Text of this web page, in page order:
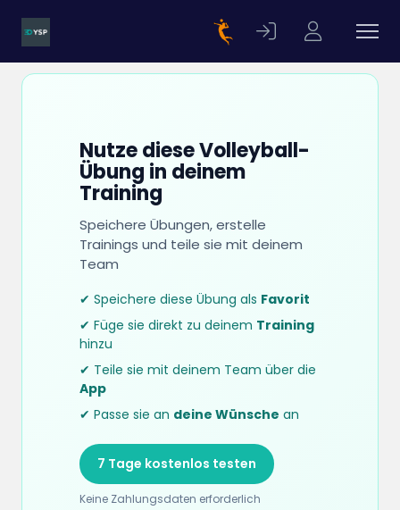
Nutze diese Volleyball-
Übung in deinem
Training
Speichere Übungen, erstelle
Trainings und teile sie mit deinem
Team
✔ Speichere diese Übung als Favorit
✔ Füge sie direkt zu deinem Training
hinzu
✔ Teile sie mit deinem Team über die
App
✔ Passe sie an deine Wünsche an
7 Tage kostenlos testen
Keine Zahlungsdaten erforderlich